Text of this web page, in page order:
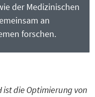
der Medizinischen
an
forschen.
ist die Optimierung von